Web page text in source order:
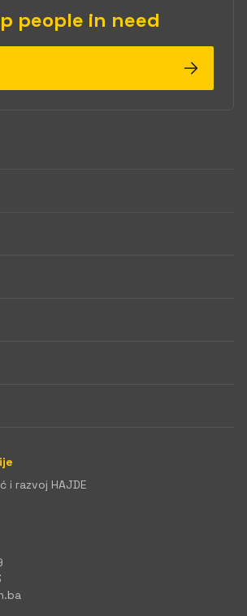
people in need
i razvoj HAJDE